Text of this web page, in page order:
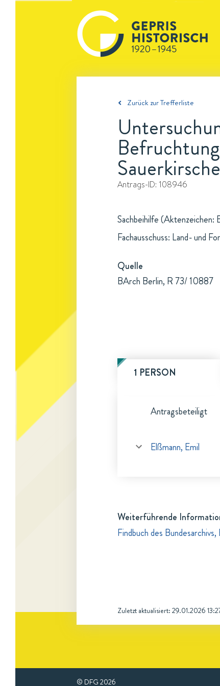
Zurück zur Trefferliste
Antrags-ID: 108946
Sachbeihilfe
Fachausschuss: Land- und
Quelle
BArch Berlin, R 73/ 10887
1 PERSON
Antragsbeteiligt
Elßmann, Emil
Weiterführende
Findbuch des
Zuletzt aktualisiert: 29.01.2026
© DFG 2026